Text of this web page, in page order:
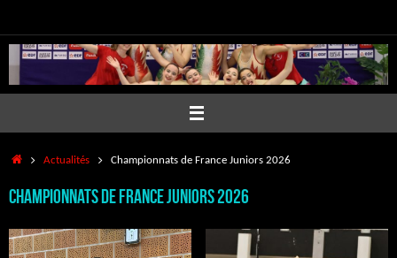
AccueilActualités Championnats de France Juniors 2026
Championnats de France Juniors 2026